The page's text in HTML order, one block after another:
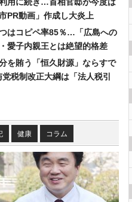
PR動画」作成し大炎上
はコピペ率85％…「広島への
愛子内親王とは絶望的格差
を賄う「恒久財源」ならすで
税制改正大綱は「法人税引
健康 コラム